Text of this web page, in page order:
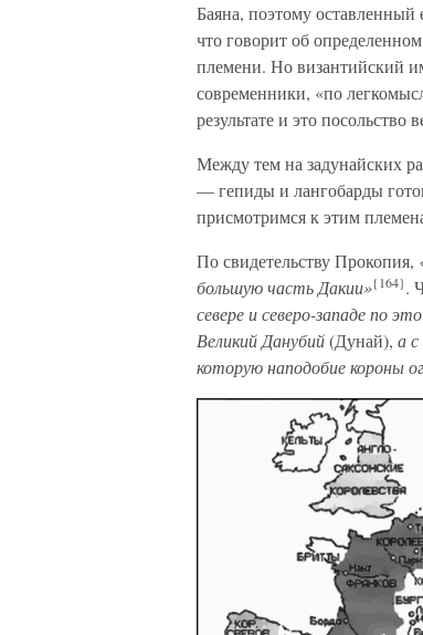
Баяна, поэтому
что говорит об
племени. Но византийский
современники, «по
результате и это посольство
Между тем на задунайских
— гепиды и лангобарды
присмотримся к этим
По свидетельству Прокопия,
большую часть Дакии»{164}.
севере и северо-западе по
Великий Данубий(Дунай), а
которую наподобие короны